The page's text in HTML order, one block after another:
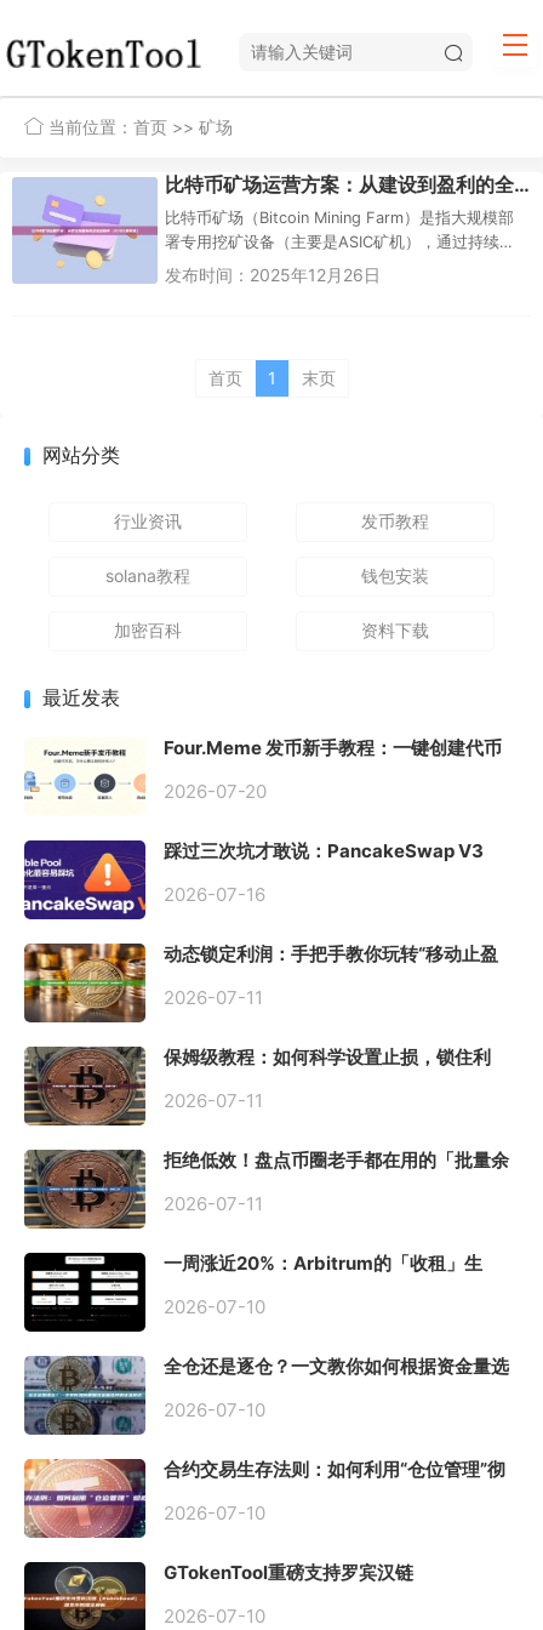
当前位置： 首页 >> 矿场
比特币矿场运营方案：从建设到盈利的全链路指南（2026最新版）
比特币矿场（Bitcoin Mining Farm）是指大规模部
署专用挖矿设备（主要是ASIC矿机），通过持续运
算SHA-256算法验证交易、争夺区块奖励的工业...
发布时间：2025年12月26日
首页 1 末页
网站分类
行业资讯 发币教程
solana教程 钱包安装
加密百科 资料下载
最近发表
Four.Meme 发币新手教程：一键创建代币
2026-07-20
踩过三次坑才敢说：PancakeSwap V3
初始化
2026-07-16
动态锁定利润：手把手教你玩转“移动止盈
2026-07-11
保姆级教程：如何科学设置止损，锁住利
2026-07-11
拒绝低效！盘点币圈老手都在用的「批量余
2026-07-11
一周涨近20%：Arbitrum的「收租」生
2026-07-10
全仓还是逐仓？一文教你如何根据资金量选
2026-07-10
合约交易生存法则：如何利用“仓位管理”彻
2026-07-10
GTokenTool重磅支持罗宾汉链
2026-07-10